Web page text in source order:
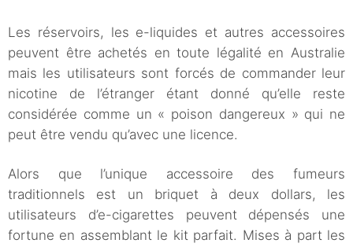
Les réservoirs, les e-liquides et autres accessoires
peuvent être achetés en toute légalité en Australie
mais les utilisateurs sont forcés de commander leur
nicotine de l’étranger étant donné qu’elle reste
considérée comme un « poison dangereux » qui ne
peut être vendu qu’avec une licence.
Alors que l’unique accessoire des fumeurs
traditionnels est un briquet à deux dollars, les
utilisateurs d’e-cigarettes peuvent dépensés une
fortune en assemblant le kit parfait. Mises à part les